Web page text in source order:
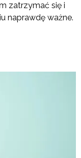
zatrzymać się i
naprawdę ważne.